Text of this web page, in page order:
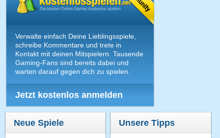
Verwalte einfach Deine Lieblingsspiele,
schreibe Kommentare und trete in
Kontakt mit deinen Mitspielern. Tausende
Gaming-Fans sind bereits dabei und
warten darauf gegen dich zu spielen.
Jetzt kostenlos anmelden
Neue Spiele Unsere Tipps